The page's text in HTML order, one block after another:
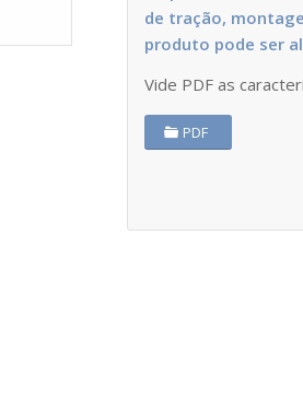
de tração,
produto pode ser
Vide PDF as
PDF